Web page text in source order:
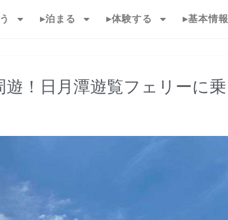
▸泊まる ▸体験する ▸基本情報
遊！日月潭遊覧フェリーに乗